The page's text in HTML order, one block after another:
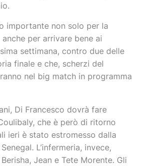
importante non solo per la
per arrivare bene ai
settimana, contro due delle
finale e che, scherzi del
nel big match in programma
Di Francesco dovrà fare
che è però di ritorno
ieri è stato estromesso dalla
L’infermeria, invece,
Jean e Tete Morente. Gli